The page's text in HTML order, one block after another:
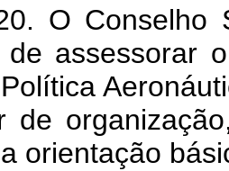
de assessorar
de
orientação